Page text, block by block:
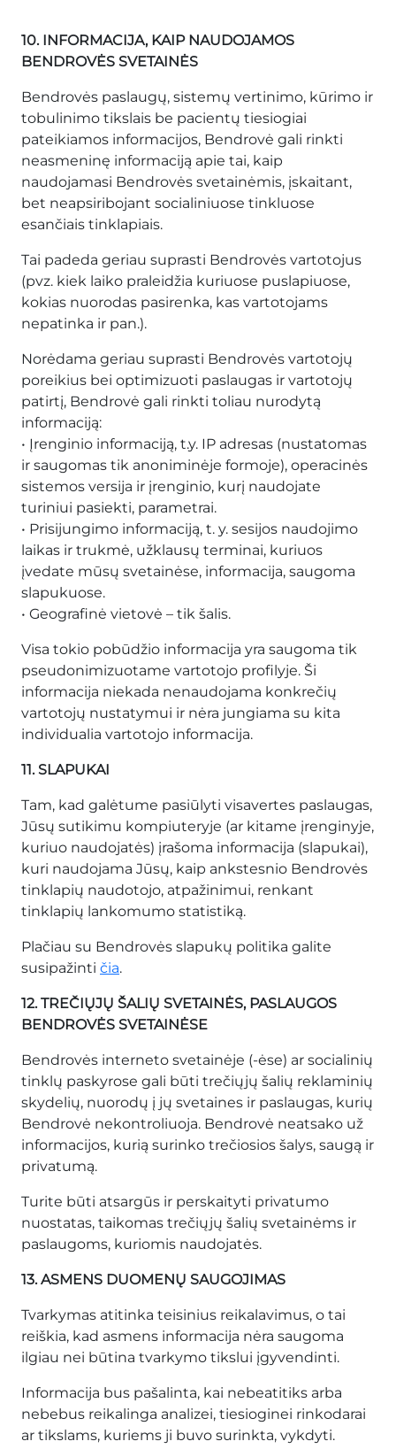
10. INFORMACIJA, KAIP NAUDOJAMOS
BENDROVĖS SVETAINĖS
Bendrovės paslaugų, sistemų vertinimo, kūrimo ir
tobulinimo tikslais be pacientų tiesiogiai
pateikiamos informacijos, Bendrovė gali rinkti
neasmeninę informaciją apie tai, kaip
naudojamasi Bendrovės svetainėmis, įskaitant,
bet neapsiribojant socialiniuose tinkluose
esančiais tinklapiais.
Tai padeda geriau suprasti Bendrovės vartotojus
(pvz. kiek laiko praleidžia kuriuose puslapiuose,
kokias nuorodas pasirenka, kas vartotojams
nepatinka ir pan.).
Norėdama geriau suprasti Bendrovės vartotojų
poreikius bei optimizuoti paslaugas ir vartotojų
patirtį, Bendrovė gali rinkti toliau nurodytą
informaciją:
• Įrenginio informaciją, t.y. IP adresas (nustatomas
ir saugomas tik anoniminėje formoje), operacinės
sistemos versija ir įrenginio, kurį naudojate
turiniui pasiekti, parametrai.
• Prisijungimo informaciją, t. y. sesijos naudojimo
laikas ir trukmė, užklausų terminai, kuriuos
įvedate mūsų svetainėse, informacija, saugoma
slapukuose.
• Geografinė vietovė – tik šalis.
Visa tokio pobūdžio informacija yra saugoma tik
pseudonimizuotame vartotojo profilyje. Ši
informacija niekada nenaudojama konkrečių
vartotojų nustatymui ir nėra jungiama su kita
individualia vartotojo informacija.
11. SLAPUKAI
Tam, kad galėtume pasiūlyti visavertes paslaugas,
Jūsų sutikimu kompiuteryje (ar kitame įrenginyje,
kuriuo naudojatės) įrašoma informacija (slapukai),
kuri naudojama Jūsų, kaip ankstesnio Bendrovės
tinklapių naudotojo, atpažinimui, renkant
tinklapių lankomumo statistiką.
Plačiau su Bendrovės slapukų politika galite
susipažinti čia.
12. TREČIŲJŲ ŠALIŲ SVETAINĖS, PASLAUGOS
BENDROVĖS SVETAINĖSE
Bendrovės interneto svetainėje (-ėse) ar socialinių
tinklų paskyrose gali būti trečiųjų šalių reklaminių
skydelių, nuorodų į jų svetaines ir paslaugas, kurių
Bendrovė nekontroliuoja. Bendrovė neatsako už
informacijos, kurią surinko trečiosios šalys, saugą ir
privatumą.
Turite būti atsargūs ir perskaityti privatumo
nuostatas, taikomas trečiųjų šalių svetainėms ir
paslaugoms, kuriomis naudojatės.
13. ASMENS DUOMENŲ SAUGOJIMAS
Tvarkymas atitinka teisinius reikalavimus, o tai
reiškia, kad asmens informacija nėra saugoma
ilgiau nei būtina tvarkymo tikslui įgyvendinti.
Informacija bus pašalinta, kai nebeatitiks arba
nebebus reikalinga analizei, tiesioginei rinkodarai
ar tikslams, kuriems ji buvo surinkta, vykdyti.